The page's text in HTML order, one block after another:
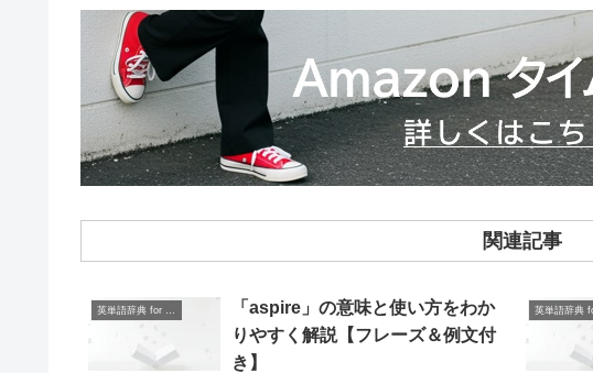
関連記事
「aspire」の意味と使い方をわか
りやすく解説【フレーズ＆例文付
き】